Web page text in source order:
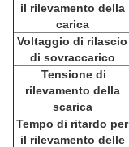
il rilevamento della
carica
Voltaggio di rilascio
di sovraccarico
Tensione di
rilevamento della
scarica
Tempo di ritardo per
il rilevamento delle